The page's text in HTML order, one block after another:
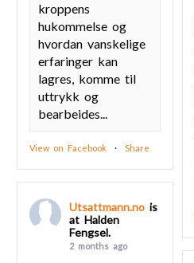
kroppens
hukommelse og
hvordan vanskelige
erfaringer kan
lagres, komme til
uttrykk og
bearbeides...
View on Facebook · Share
Utsattmann.no is
at Halden
Fengsel.
2 months ago